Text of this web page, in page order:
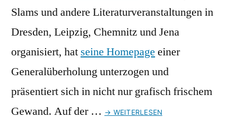
Slams und andere Literaturveranstaltungen in
Dresden, Leipzig, Chemnitz und Jena
organisiert, hat seine Homepage einer
Generalüberholung unterzogen und
präsentiert sich in nicht nur grafisch frischem
Gewand. Auf der … → WEITERLESEN